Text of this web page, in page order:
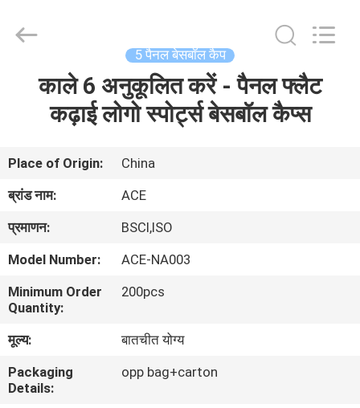
हमारे
बारे
कारखाना
गुणवत्ता
Manufacturing
5 पैनल बेसबॉल कैप
काले 6 अनुकूलित करें - पैनल फ्लैट
कढ़ाई लोगो स्पोर्ट्स बेसबॉल कैप्स
Place of Origin:
China
ब्रांड नाम:
ACE
प्रमाणन:
BSCI,ISO
Model Number:
ACE-NA003
Minimum Order
Quantity:
200pcs
मूल्य:
बातचीत योग्य
Packaging
Details:
opp bag+carton